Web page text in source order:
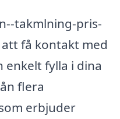
takmlning-pris-
få kontakt med
enkelt fylla i dina
flera
erbjuder